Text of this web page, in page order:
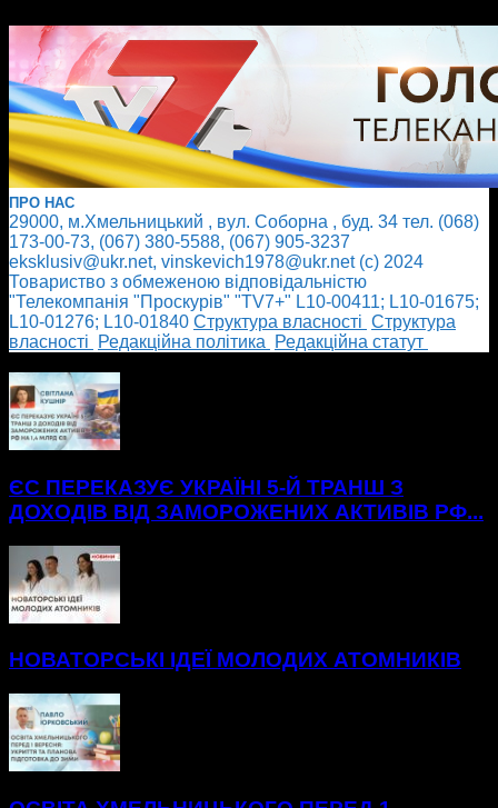
ПРО НАС
29000, м.Хмельницький , вул. Соборна , буд. 34 тел. (068)
173-00-73, (067) 380-5588, (067) 905-3237
eksklusiv@ukr.net, vinskevich1978@ukr.net (с) 2024
Товариство з обмеженою відповідальністю
"Телекомпанія "Проскурів" "TV7+" L10-00411; L10-01675;
L10-01276; L10-01840 Cтруктура власності Cтруктура
власності
Редакційна політика
Редакційна статут
ЄС ПЕРЕКАЗУЄ УКРАЇНІ 5-Й ТРАНШ З
ДОХОДІВ ВІД ЗАМОРОЖЕНИХ АКТИВІВ РФ...
НОВАТОРСЬКІ ІДЕЇ МОЛОДИХ АТОМНИКІВ